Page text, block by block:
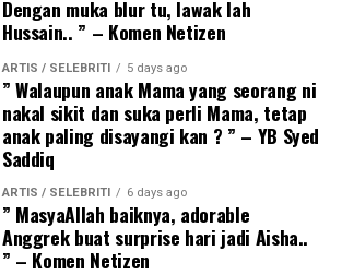
Dengan muka blur tu, lawak lah
Hussain.. ” – Komen Netizen
ARTIS / SELEBRITI 5 days ago
” Walaupun anak Mama yang seorang ni
nakal sikit dan suka perli Mama, tetap
anak paling disayangi kan ? ” – YB Syed
Saddiq
ARTIS / SELEBRITI 6 days ago
” MasyaAllah baiknya, adorable
Anggrek buat surprise hari jadi Aisha..
” – Komen Netizen